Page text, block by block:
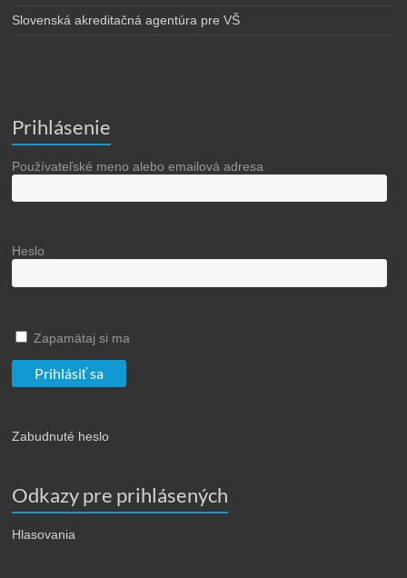
Slovenská akreditačná agentúra pre VŠ
Prihlásenie
Používateľské meno alebo emailová adresa
Heslo
Zapamätaj si ma
Zabudnuté heslo
Odkazy pre prihlásených
Hlasovania